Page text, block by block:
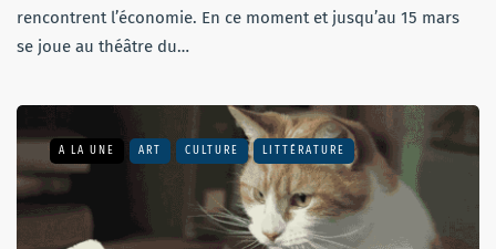
rencontrent l’économie. En ce moment et jusqu’au 15 mars
se joue au théâtre du…
A LA UNE ART CULTURE LITTÉRATURE